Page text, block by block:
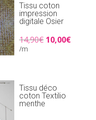
Tissu coton
impression
digitale Osier
14,90€ Le
10,00€Le
/m
Tissu déco
coton Textilio
menthe